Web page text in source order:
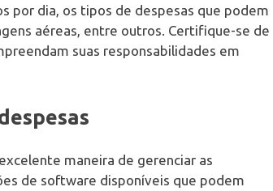
por dia, os tipos de despesas que podem
aéreas, entre outros. Certifique-se de
suas responsabilidades em
maneira de gerenciar as
de software disponíveis que podem